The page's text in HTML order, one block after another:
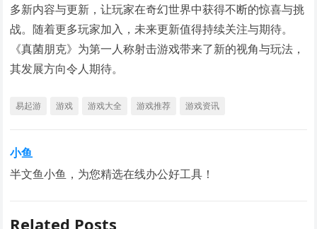
多新内容与更新，让玩家在奇幻世界中获得不断的惊喜与挑
战。随着更多玩家加入，未来更新值得持续关注与期待。
《真菌朋克》为第一人称射击游戏带来了新的视角与玩法，
其发展方向令人期待。
易起游 游戏 游戏大全 游戏推荐 游戏资讯
小鱼
半文鱼小鱼，为您精选在线办公好工具！
Related Posts